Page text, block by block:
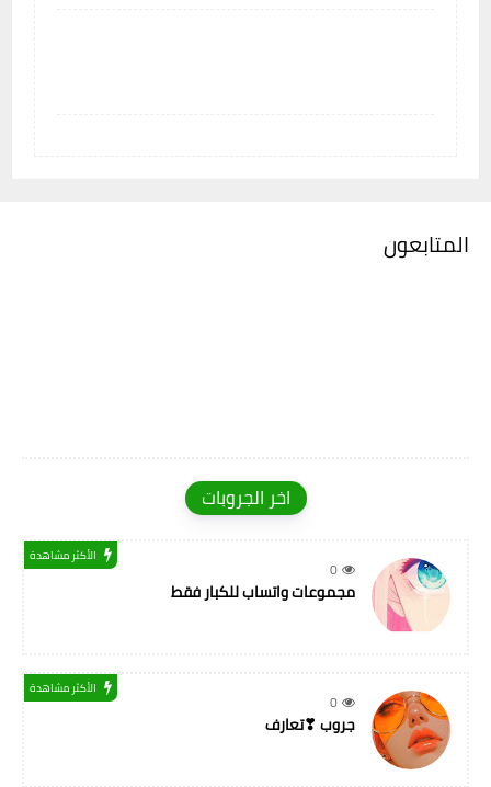
المتابعون
اخر الجروبات
0
الأكثر مشاهدة
مجموعات واتساب للكبار فقط
0
الأكثر مشاهدة
جروب ❣تعارف